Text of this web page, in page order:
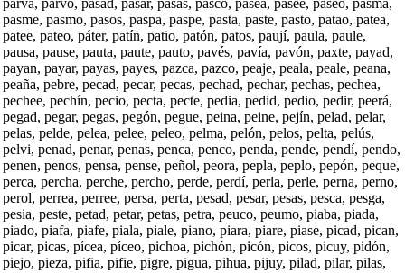
parva, parvo, pasad, pasar, pasas, pasco, pasea, pasee, paseo, pasma,
pasme, pasmo, pasos, paspa, paspe, pasta, paste, pasto, patao, patea,
patee, pateo, páter, patín, patio, patón, patos, paují, paula, paule,
pausa, pause, pauta, paute, pauto, pavés, pavía, pavón, paxte, payad,
payan, payar, payas, payes, pazca, pazco, peaje, peala, peale, peana,
peaña, pebre, pecad, pecar, pecas, pechad, pechar, pechas, pechea,
pechee, pechín, pecio, pecta, pecte, pedia, pedid, pedio, pedir, peerá,
pegad, pegar, pegas, pegón, pegue, peina, peine, pejín, pelad, pelar,
pelas, pelde, pelea, pelee, peleo, pelma, pelón, pelos, pelta, pelús,
pelvi, penad, penar, penas, penca, penco, penda, pende, pendí, pendo,
penen, penos, pensa, pense, peñol, peora, pepla, peplo, pepón, peque,
perca, percha, perche, percho, perde, perdí, perla, perle, perna, perno,
perol, perrea, perree, persa, perta, pesad, pesar, pesas, pesca, pesga,
pesia, peste, petad, petar, petas, petra, peuco, peumo, piaba, piada,
piado, piafa, piafe, piala, piale, piano, piara, piare, piase, picad, pican,
picar, picas, pícea, píceo, pichoa, pichón, picón, picos, picuy, pidón,
piejo, pieza, pifia, pifie, pigre, pigua, pihua, pijuy, pilad, pilar, pilas,